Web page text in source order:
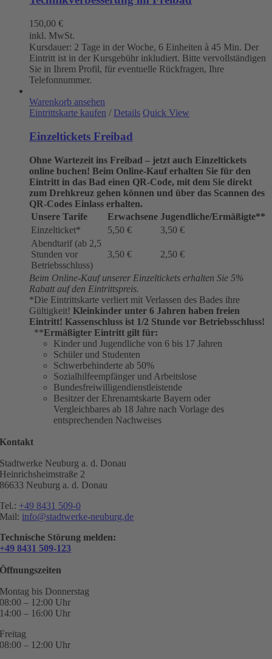
150,00 €
inkl. MwSt.
Kursdauer: 2 Tage in der Woche, 6 Einheiten à 45 Min. Der
Eintritt ist in der Kursgebühr inkludiert. Bitte vervollständigen
Sie in Ihrem Profil, für eventuelle Rückfragen, Ihre
Telefonnummer.
Warenkorb ansehen
Eintrittskarte kaufen / Details Quick View
Einzeltickets Freibad
Ohne Wartezeit ins Freibad – jetzt auch Einzeltickets
online buchen! Beim Online-Kauf erhalten Sie für den
Eintritt in das Bad einen QR-Code, mit dem Sie direkt
zum Drehkreuz gehen können und über das Scannen des
QR-Codes Einlass erhalten.
Unsere Tarife
Erwachsene Jugendliche/Ermäßigte**
Einzelticket*
5,50 €
3,50 €
Abendtarif (ab 2,5
Stunden vor
Betriebsschluss)
3,50 € 2,50 €
Beim Online-Kauf unserer Einzeltickets erhalten Sie 5%
Rabatt auf den Eintrittspreis.
*Die Eintrittskarte verliert mit Verlassen des Bades ihre
Gültigkeit! Kleinkinder unter 6 Jahren haben freien
Eintritt! Kassenschluss ist 1/2 Stunde vor Betriebsschluss!
**Ermäßigter Eintritt gilt für:
Kinder und Jugendliche von 6 bis 17 Jahren
Schüler und Studenten
Schwerbehinderte ab 50%
Sozialhilfeempfänger und Arbeitslose
Bundesfreiwilligendienstleistende
Besitzer der Ehrenamtskarte Bayern oder
Vergleichbares ab 18 Jahre nach Vorlage des
entsprechenden Nachweises
Kontakt
Stadtwerke Neuburg a. d. Donau
Heinrichsheimstraße 2
86633 Neuburg a. d. Donau
Tel.: +49 8431 509-0
Mail: info@stadtwerke-neuburg.de
Technische Störung melden:
+49 8431 509-123
Öffnungszeiten
Montag bis Donnerstag
08:00 – 12:00 Uhr
14:00 – 16:00 Uhr
Freitag
08:00 – 12:00 Uhr